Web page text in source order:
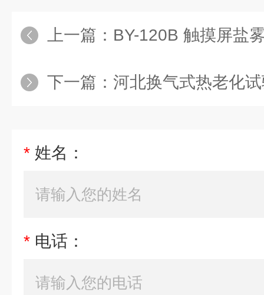
上一篇： BY-120B 触摸屏盐
下一篇： 河北换气式热老化
* 姓名：
* 电话：